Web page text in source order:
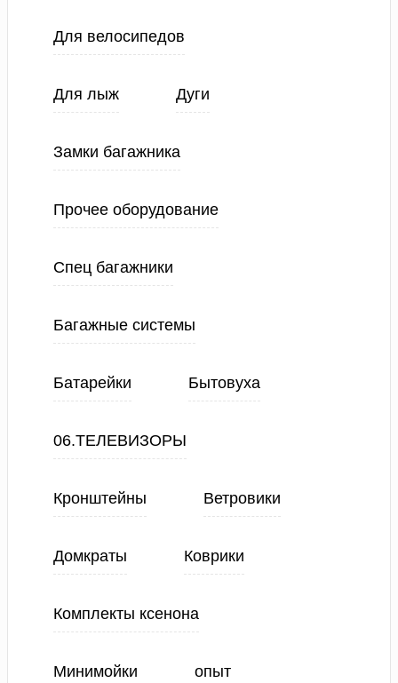
Для велосипедов
Для лыж Дуги
Замки багажника
Прочее оборудование
Спец багажники
Багажные системы
Батарейки Бытовуха
06.ТЕЛЕВИЗОРЫ
Кронштейны Ветровики
Домкраты Коврики
Комплекты ксенона
Минимойки опыт